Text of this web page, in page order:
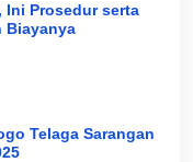
Ini Prosedur serta
Biayanya
Telaga Sarangan